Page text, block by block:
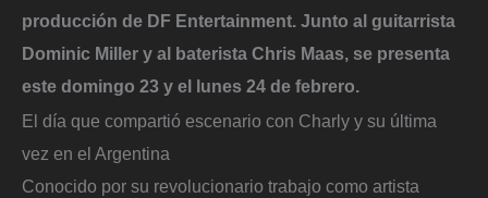
producción de DF Entertainment. Junto al guitarrista
Dominic Miller y al baterista Chris Maas, se presenta
este domingo 23 y el lunes 24 de febrero.
El día que compartió escenario con Charly y su última
vez en el Argentina
Conocido por su revolucionario trabajo como artista